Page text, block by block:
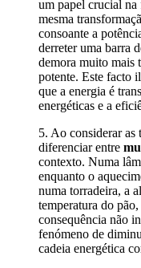
um papel crucial na
mesma
consoante a
derreter uma barra
demora muito mais
potente. Este facto
que a energia é
energéticas e a
5. Ao considerar as
diferenciar entre
contexto. Numa
enquanto o
numa torradeira, a
temperatura do
consequência não
fenómeno de
cadeia energética